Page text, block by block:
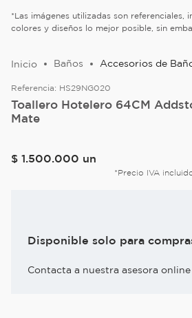
*Las imágenes utilizadas son referenciales,
colores y diseños lo mejor posible, sin
Baños Accesorios de
Referencia: HS29NG020
Toallero Hotelero 64CM
Mate
$ 1.500.000 un
*Precio IVA
Disponible solo para
Contacta a nuestra asesora online